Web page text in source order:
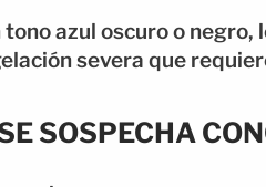
azul oscuro o
severa que
SOSPECHA